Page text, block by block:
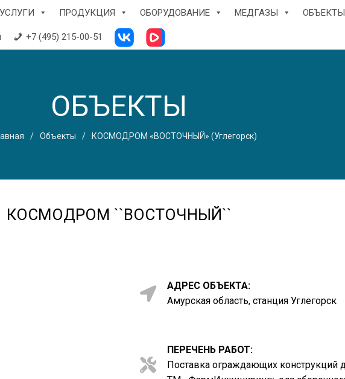
УСЛУГИ ПРОДУКЦИЯ ОБОРУДОВАНИЕ МЕДГАЗЫ ОБЪЕКТЫ
+7 (495) 215-00-51
ОБЪЕКТЫ
Объекты КОСМОДРОМ «ВОСТОЧНЫЙ» (Углегорск)
КОСМОДРОМ ``ВОСТОЧНЫЙ``
АДРЕС ОБЪЕКТА:
Амурская область, станция Углегорск
ПЕРЕЧЕНЬ РАБОТ:
Поставка ограждающих конструкций